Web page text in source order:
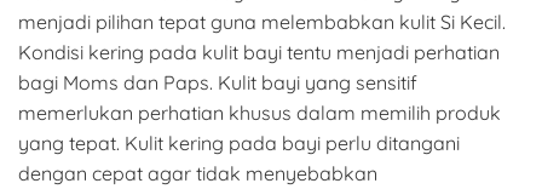
menjadi pilihan tepat guna melembabkan kulit Si Kecil.
Kondisi kering pada kulit bayi tentu menjadi perhatian
bagi Moms dan Paps. Kulit bayi yang sensitif
memerlukan perhatian khusus dalam memilih produk
yang tepat. Kulit kering pada bayi perlu ditangani
dengan cepat agar tidak menyebabkan